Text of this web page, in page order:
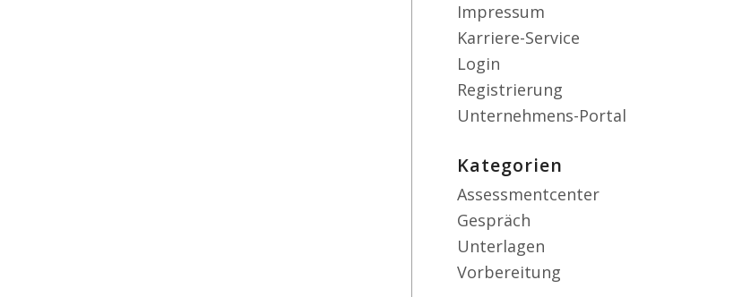
Impressum
Karriere-Service
Login
Registrierung
Unternehmens-Portal
Kategorien
Assessmentcenter
Gespräch
Unterlagen
Vorbereitung